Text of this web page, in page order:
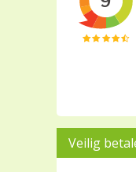
Veilig